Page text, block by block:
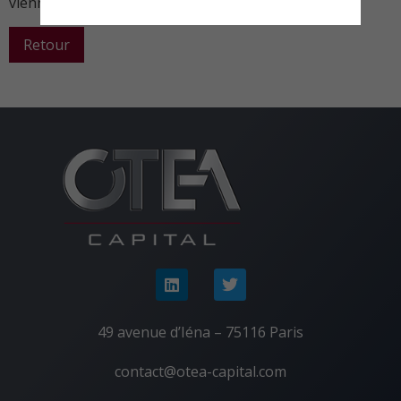
Retour
49 avenue d’Iéna – 75116 Paris
contact@otea-capital.com